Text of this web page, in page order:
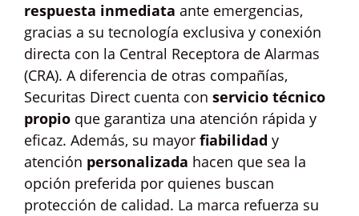
respuesta inmediata ante emergencias,
gracias a su tecnología exclusiva y conexión
directa con la Central Receptora de Alarmas
(CRA). A diferencia de otras compañías,
Securitas Direct cuenta con servicio técnico
propio que garantiza una atención rápida y
eficaz. Además, su mayor fiabilidad y
atención personalizada hacen que sea la
opción preferida por quienes buscan
protección de calidad. La marca refuerza su